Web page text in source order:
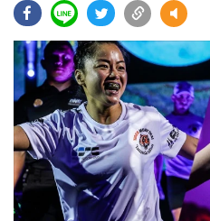
• Cyber BIZ
• ผู้จัดกวน
• Good health & Well-being
• Green Innovation & SD
• Management & HR
• MGR Live
• Infographic
•
การเมือง